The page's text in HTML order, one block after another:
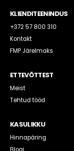
KLIENDITEENINDUS
+372 57 800 310
Kontakt
FMP Järelmaks
ETTEVÕTTEST
Meist
Tehtud tööd
KASULIKKU
Hinnapäring